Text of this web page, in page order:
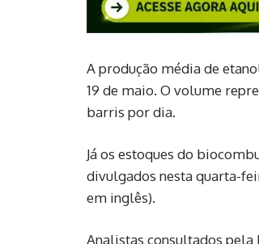
A produção média de
19 de maio. O volume
barris por dia.
Já os estoques do
divulgados nesta quarta-
em inglês).
Analistas consultados